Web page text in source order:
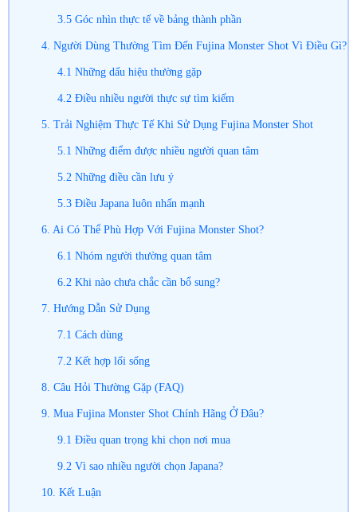
3.5 Góc nhìn thực tế về bảng thành phần
4. Người Dùng Thường Tìm Đến Fujina Monster Shot Vì Điều Gì?
4.1 Những dấu hiệu thường gặp
4.2 Điều nhiều người thực sự tìm kiếm
5. Trải Nghiệm Thực Tế Khi Sử Dụng Fujina Monster Shot
5.1 Những điểm được nhiều người quan tâm
5.2 Những điều cần lưu ý
5.3 Điều Japana luôn nhấn mạnh
6. Ai Có Thể Phù Hợp Với Fujina Monster Shot?
6.1 Nhóm người thường quan tâm
6.2 Khi nào chưa chắc cần bổ sung?
7. Hướng Dẫn Sử Dụng
7.1 Cách dùng
7.2 Kết hợp lối sống
8. Câu Hỏi Thường Gặp (FAQ)
9. Mua Fujina Monster Shot Chính Hãng Ở Đâu?
9.1 Điều quan trọng khi chọn nơi mua
9.2 Vì sao nhiều người chọn Japana?
10. Kết Luận